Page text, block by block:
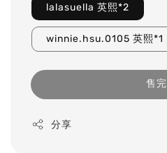
lalasuella 英熙*2
winnie.hsu.0105 英熙*1
售完
分享